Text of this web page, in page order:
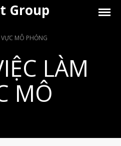
Giới Thiệu
Group
MÔ PHỎNG
LÀM
MÔ